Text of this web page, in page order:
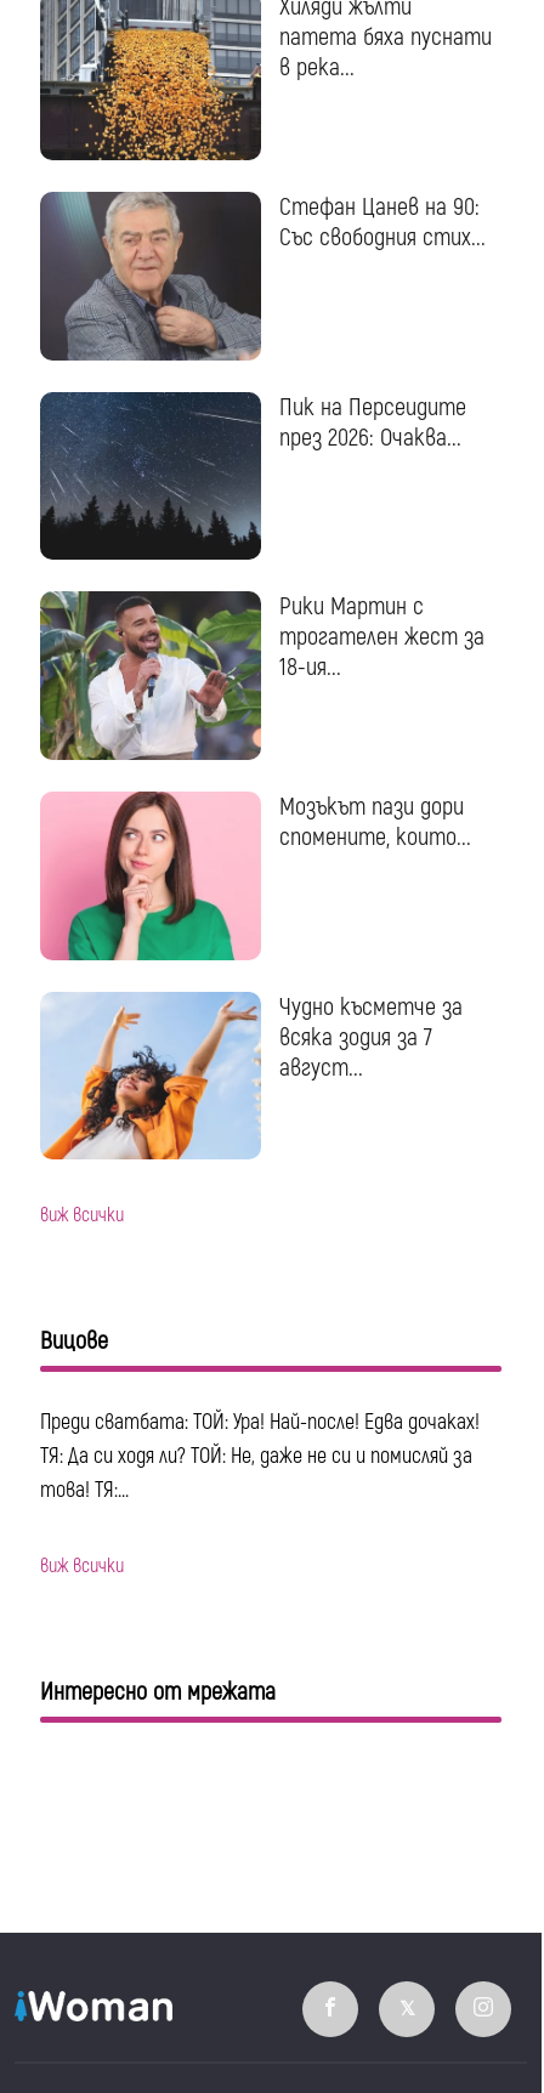
Хиляди жълти
патета бяха пуснати
в река...
Стефан Цанев на 90:
Със свободния стих...
Пик на Персеидите
през 2026: Очаква...
Рики Мартин с
трогателен жест за
18-ия...
Мозъкът пази дори
спомените, които...
Чудно късметче за
всяка зодия за 7
август...
виж всички
Вицове
Преди сватбата: ТОЙ: Ура! Най-после! Едва дочаках!
ТЯ: Да си ходя ли? ТОЙ: Не, даже не си и помисляй за
това! ТЯ:...
виж всички
Интересно от мрежата